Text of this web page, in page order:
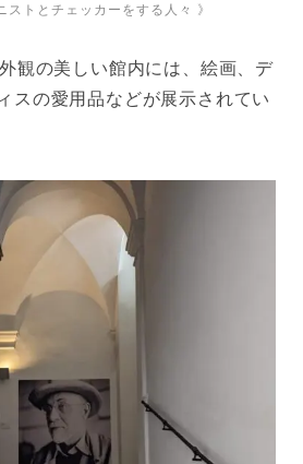
ストとチェッカーをする人々 》
観の美しい館内には、絵画、デ
スの愛用品などが展示されてい